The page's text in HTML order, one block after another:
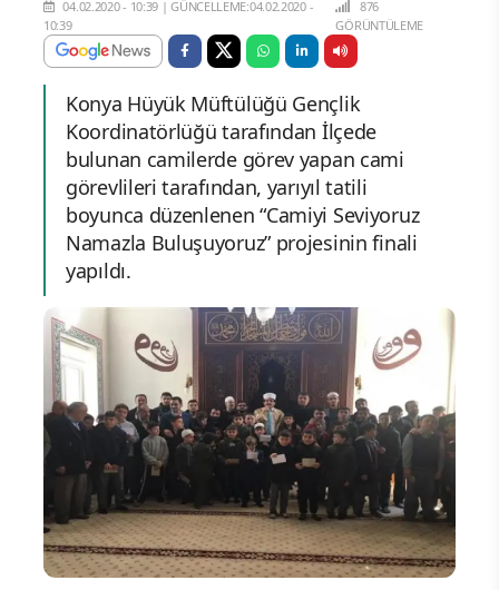
04.02.2020 - 10:39 |GÜNCELLEME:04.02.2020 -
10:39
876
GÖRÜNTÜLEME
Konya Hüyük Müftülüğü Gençlik
Koordinatörlüğü tarafından İlçede
bulunan camilerde görev yapan cami
görevlileri tarafından, yarıyıl tatili
boyunca düzenlenen “Camiyi Seviyoruz
Namazla Buluşuyoruz” projesinin finali
yapıldı.